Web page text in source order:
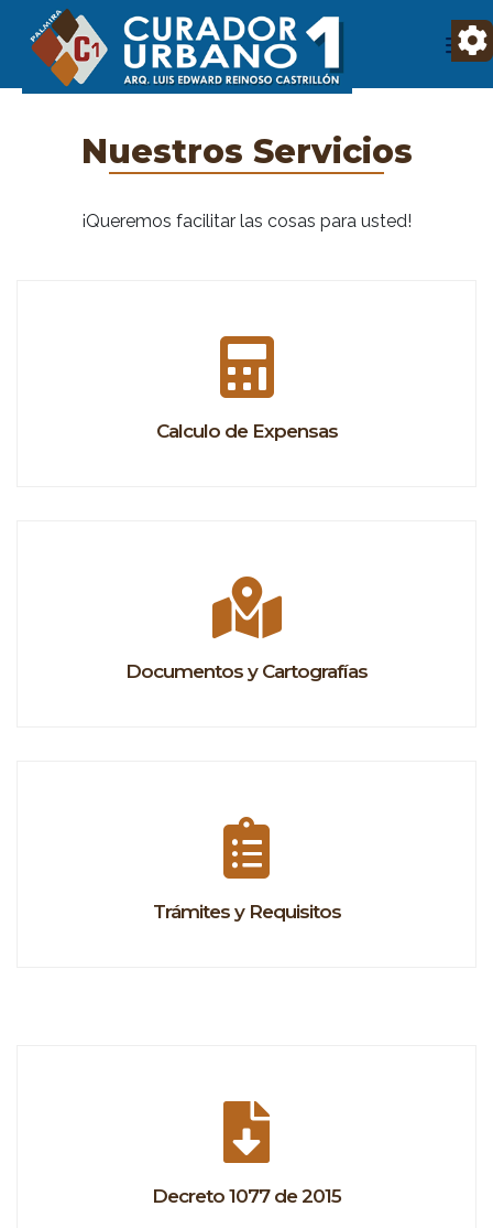
Nuestros Servicios
¡Queremos facilitar las cosas para usted!
Calculo de Expensas
Documentos y Cartografías
Trámites y Requisitos
Decreto 1077 de 2015